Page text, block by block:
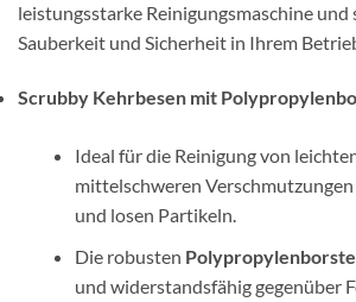
leistungsstarke Reinigungsmaschine und
Sauberkeit und Sicherheit in Ihrem
Scrubby Kehrbesen mit
Ideal für die Reinigung von
mittelschweren Verschmutzungen
und losen Partikeln.
Die robusten
und widerstandsfähig gegenüber